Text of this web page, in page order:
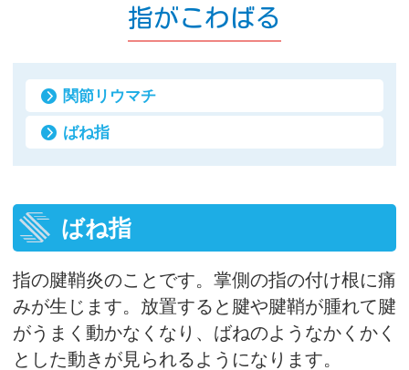
指がこわばる
関節リウマチ
ばね指
ばね指
指の腱鞘炎のことです。掌側の指の付け根に痛
みが生じます。放置すると腱や腱鞘が腫れて腱
がうまく動かなくなり、ばねのようなかくかく
とした動きが見られるようになります。